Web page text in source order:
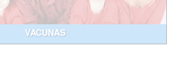
VACUNAS